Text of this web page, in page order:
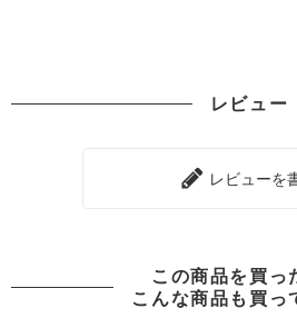
レビュー
レビューを
この商品を買っ
こんな商品も買っ